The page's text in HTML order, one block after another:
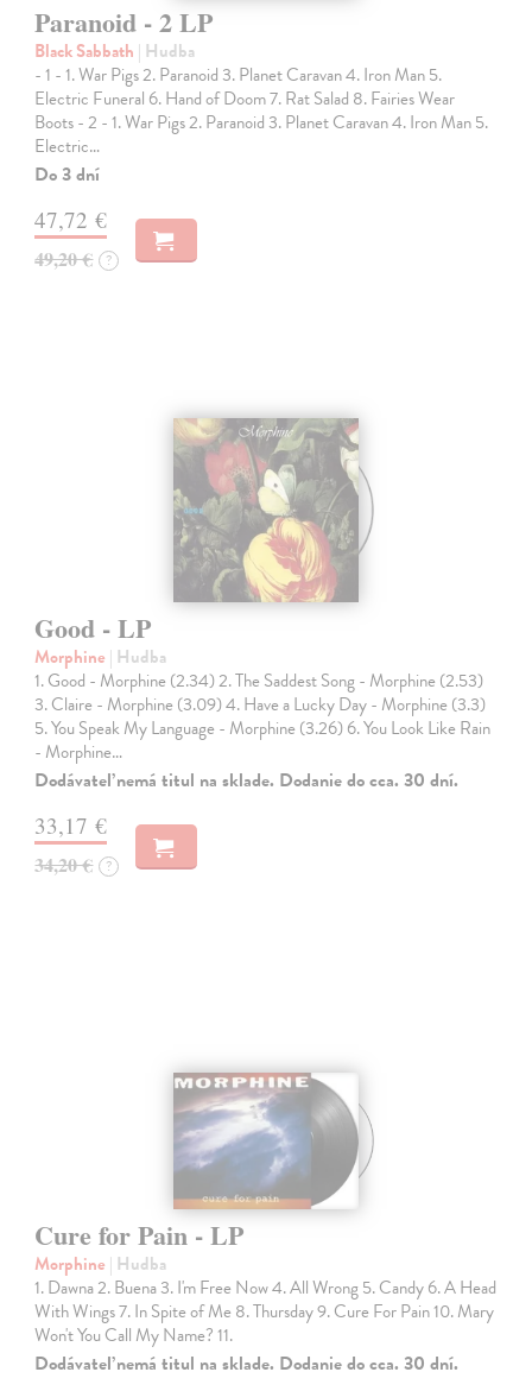
Paranoid - 2 LP
Black Sabbath | Hudba
- 1 - 1. War Pigs 2. Paranoid 3. Planet Caravan 4. Iron Man 5.
Electric Funeral 6. Hand of Doom 7. Rat Salad 8. Fairies Wear
Boots - 2 - 1. War Pigs 2. Paranoid 3. Planet Caravan 4. Iron Man 5.
Electric…
Do 3 dní
47,72 €
49,20 € ?
Good - LP
Morphine | Hudba
1. Good - Morphine (2.34) 2. The Saddest Song - Morphine (2.53)
3. Claire - Morphine (3.09) 4. Have a Lucky Day - Morphine (3.3)
5. You Speak My Language - Morphine (3.26) 6. You Look Like Rain
- Morphine…
Dodávateľ nemá titul na sklade. Dodanie do cca. 30 dní.
33,17 €
34,20 € ?
Cure for Pain - LP
Morphine | Hudba
1. Dawna 2. Buena 3. I'm Free Now 4. All Wrong 5. Candy 6. A Head
With Wings 7. In Spite of Me 8. Thursday 9. Cure For Pain 10. Mary
Won't You Call My Name? 11.
Dodávateľ nemá titul na sklade. Dodanie do cca. 30 dní.